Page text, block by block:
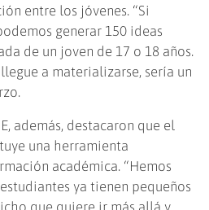
entre los jóvenes. “Si
generar 150 ideas
de un joven de 17 o 18 años.
a materializarse, sería un
además, destacaron que el
una herramienta
académica. “Hemos
ya tienen pequeños